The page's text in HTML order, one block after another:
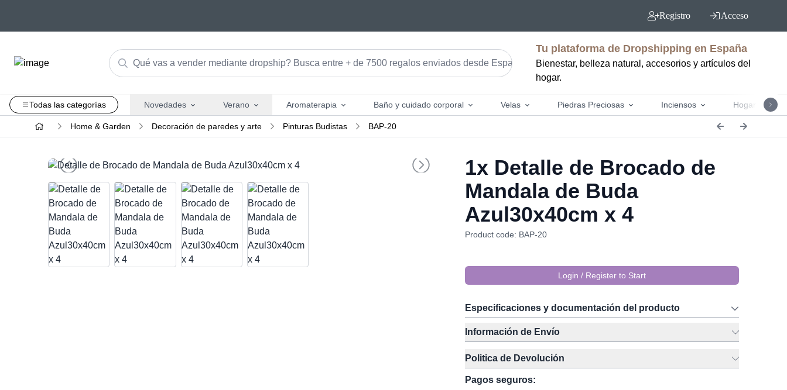
Registro Acceso
Tu plataforma de Dropshipping en España
Bienestar, belleza natural, accesorios y artículos del
hogar.
Todas las categorías Novedades Verano Aromaterapia Baño y cuidado corporal Velas Piedras Preciosas Inciensos Hogar y jardín
Home & Garden Decoración de paredes y arte Pinturas Budistas BAP-20
1x Detalle de Brocado de
Mandala de Buda
Azul30x40cm x 4
Product code: BAP-20
Login / Register to Start
Especificaciones y documentación del producto
Información de Envío
Politica de Devolución
Pagos seguros: